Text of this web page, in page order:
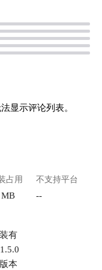
外设
关闭
的
性
显示评论列表。
占用
MB
不支持平台
--
有
本